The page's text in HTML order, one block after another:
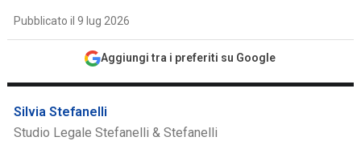
Pubblicato il 9 lug 2026
Aggiungi tra i preferiti su Google
Silvia Stefanelli
Studio Legale Stefanelli & Stefanelli